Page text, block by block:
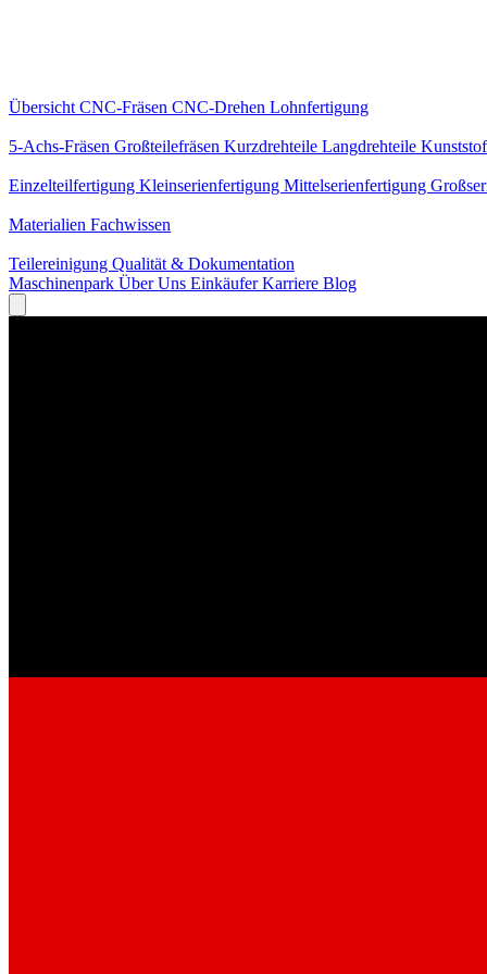
Übersicht CNC-Fräsen CNC-Drehen Lohnfertigung
5-Achs-Fräsen Großteilefräsen Kurzdrehteile Langdrehteile
Einzelteilfertigung Kleinserienfertigung Mittelserienfertigung
Materialien Fachwissen
Teilereinigung Qualität & Dokumentation
Maschinenpark Über Uns EinkäuferKarriere Blog